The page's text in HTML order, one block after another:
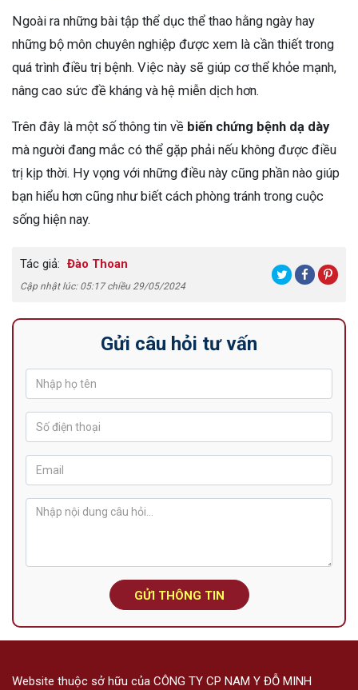
Ngoài ra những bài tập thể dục thể thao hằng ngày hay
những bộ môn chuyên nghiệp được xem là cần thiết trong
quá trình điều trị bệnh. Việc này sẽ giúp cơ thể khỏe mạnh,
nâng cao sức đề kháng và hệ miễn dịch hơn.
Trên đây là một số thông tin về biến chứng bệnh dạ dày
mà người đang mắc có thể gặp phải nếu không được điều
trị kịp thời. Hy vọng với những điều này cũng phần nào giúp
bạn hiểu hơn cũng như biết cách phòng tránh trong cuộc
sống hiện nay.
Tác giả: Đào Thoan
Cập nhật lúc: 05:17 chiều 29/05/2024
Gửi câu hỏi tư vấn
GỬI THÔNG TIN
Website thuộc sở hữu của CÔNG TY CP NAM Y ĐỖ MINH